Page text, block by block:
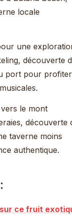
locale
une
découverte
port pour profiter
le mont
découverte
taverne moins
authentique.
ce fruit